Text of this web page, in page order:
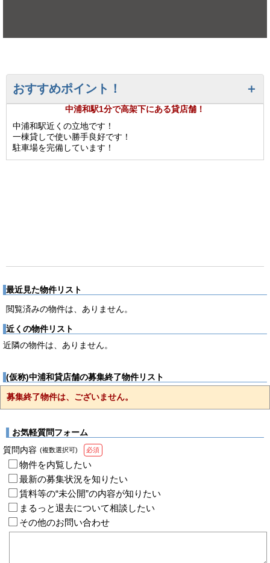
おすすめポイント！
中浦和駅1分で高架下にある貸店舗！
中浦和駅近くの立地です！
一棟貸しで使い勝手良好です！
駐車場を完備しています！
最近見た物件リスト
閲覧済みの物件は、ありません。
近くの物件リスト
近隣の物件は、ありません。
(仮称)中浦和貸店舗の募集終了物件リスト
募集終了物件は、ございません。
お気軽質問フォーム
質問内容 (複数選択可) 必須
物件を内覧したい
最新の募集状況を知りたい
賃料等の“未公開”の内容が知りたい
まるっと退去について相談したい
その他のお問い合わせ